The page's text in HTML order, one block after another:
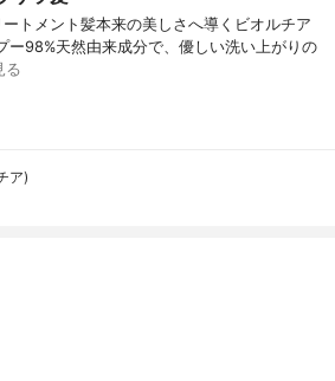
トメント⁡髪本来の美しさへ導くビオルチア
ー98%天然由来成分で、優しい洗い上がりの
る
ア)